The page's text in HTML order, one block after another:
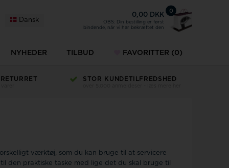
Dansk
0
0,00 DKK
OBS: Din bestilling er først
bindende, når vi har bekræftet den
NYHEDER TILBUD FAVORITTER (0)
STOR KUNDETILFREDSHED
værktøj, som du kan bruge til at servicere
den praktiske taske med lige det du skal bruge til